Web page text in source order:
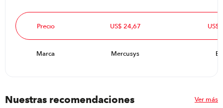
Precio US$ 24,67 US$
Marca Mercusys
Nuestras recomendaciones Ver más